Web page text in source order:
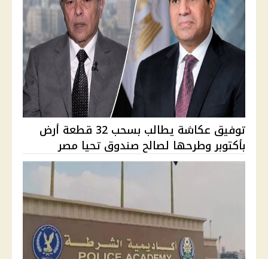
توفيق عكاشة يطالب بسحب 32 قطعة أرض
بأكتوبر وطرحها لصالح صندوق تحيا مصر